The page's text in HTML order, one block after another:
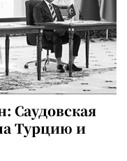
Саудовская
Турцию и